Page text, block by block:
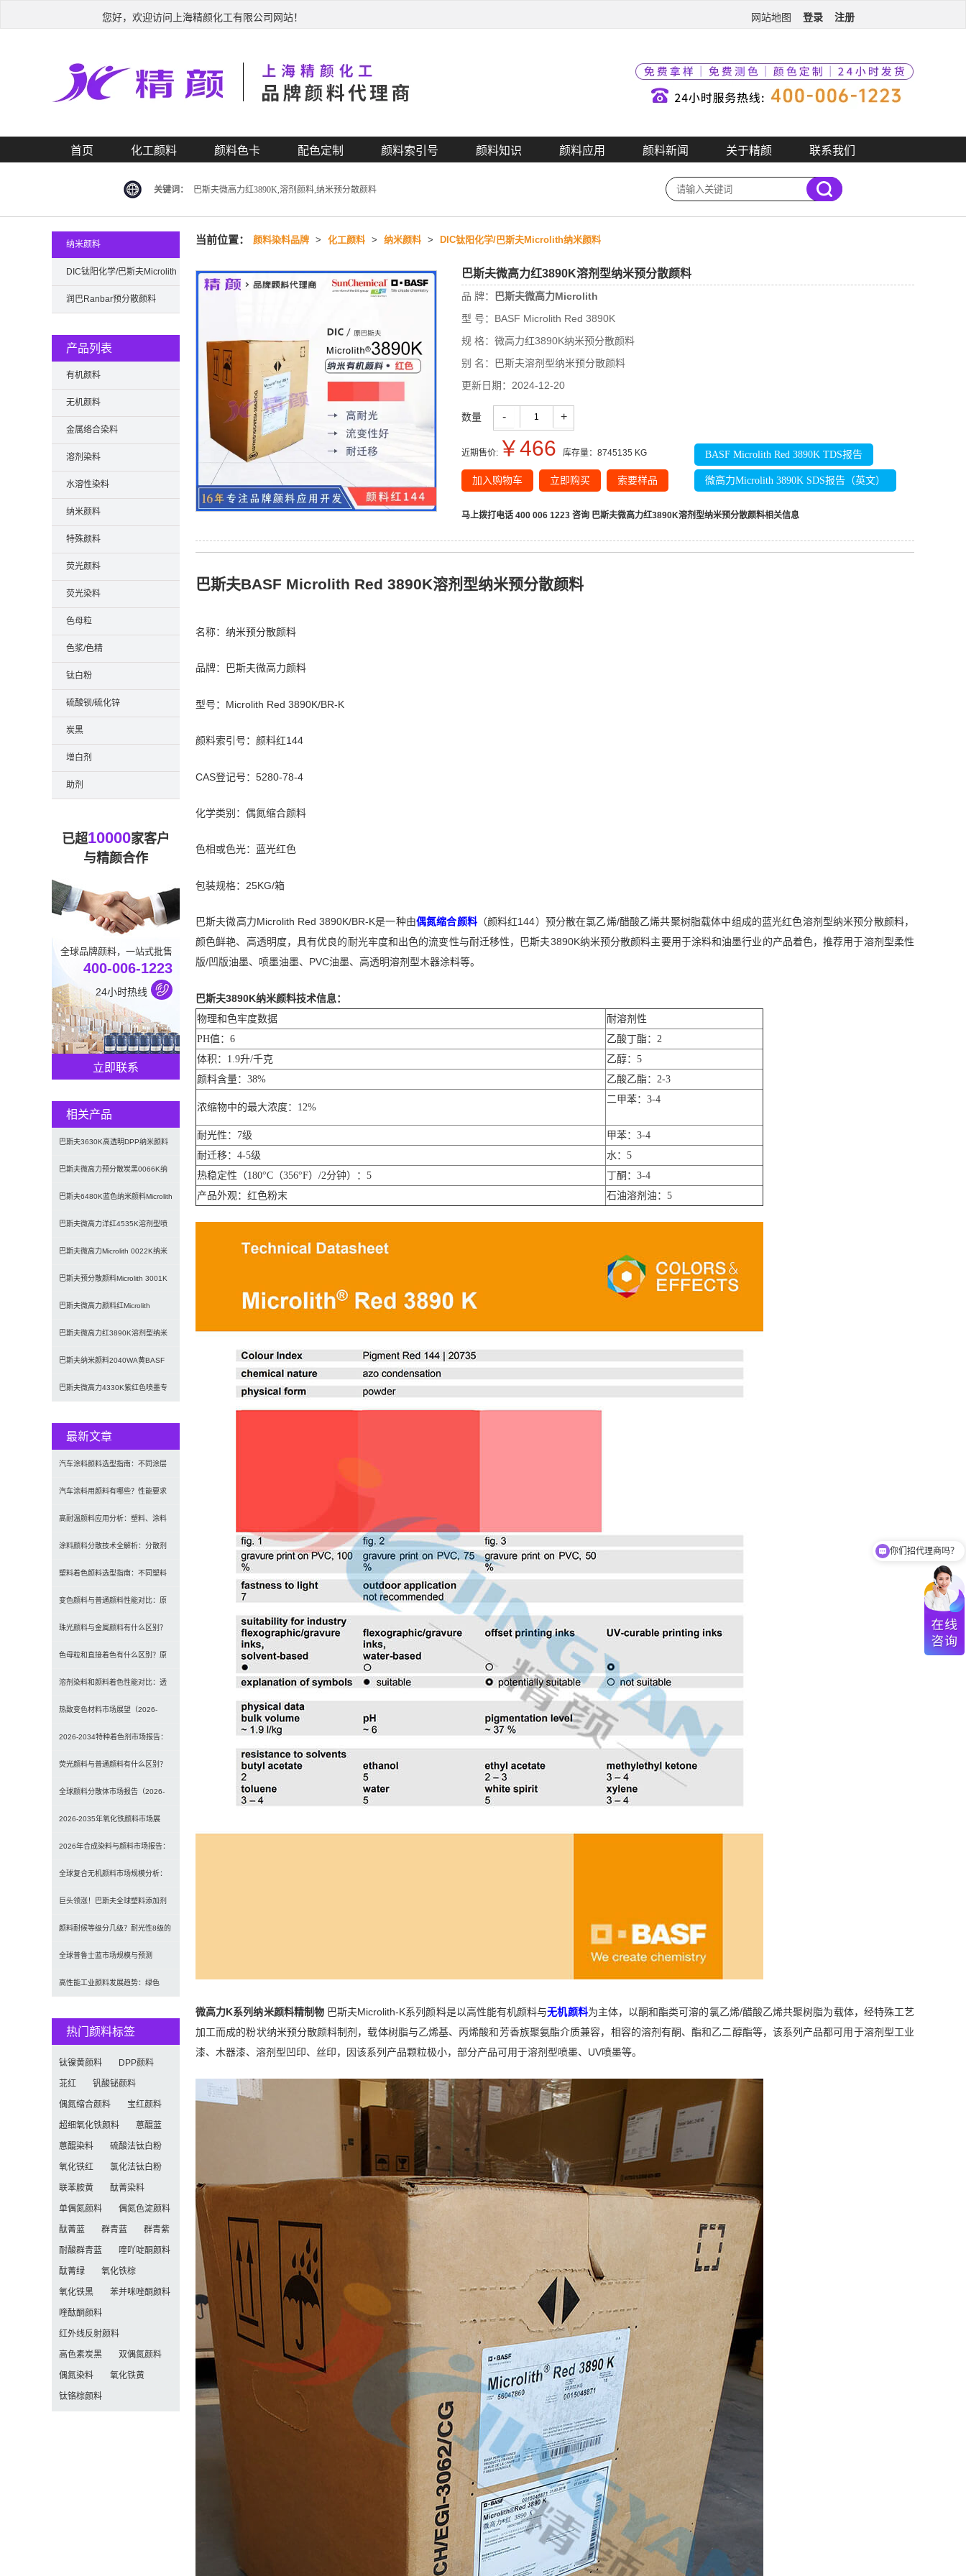
您好，欢迎访问上海精颜化工有限公司网站！ 网站地图 登录 注册
首页 化工颜料 颜料色卡 配色定制 颜料索引号 颜料知识 颜料应用 颜料新闻 关于精颜 联系我们
关键词： 巴斯夫微高力红3890K,溶剂颜料,纳米预分散颜料
当前位置： 颜料染料品牌 > 化工颜料 > 纳米颜料 > DIC钛阳化学/巴斯夫Microlith纳米颜料
巴斯夫微高力红3890K溶剂型纳米预分散颜料
品 牌：
巴斯夫微高力Microlith
型 号： BASF Microlith Red 3890K
规 格： 微高力红3890K纳米预分散颜料
别 名：
巴斯夫溶剂型纳米预分散颜料
更新日期： 2024-12-20
数量 - +
近期售价: ￥466 库存量： 8745135 KG
加入购物车 立即购买 索要样品
BASF Microlith Red 3890K TDS报告
微高力Microlith 3890K SDS报告（英文）
马上拨打电话 400 006 1223 咨询 巴斯夫微高力红3890K溶剂型纳米预分散颜料相关信息
巴斯夫BASF Microlith Red 3890K溶剂型纳米预分散颜料
名称：纳米预分散颜料
品牌：巴斯夫微高力颜料
型号：Microlith Red 3890K/BR-K
颜料索引号：颜料红144
CAS登记号：5280-78-4
化学类别：偶氮缩合颜料
色相或色光：蓝光红色
包装规格：25KG/箱
巴斯夫微高力Microlith Red 3890K/BR-K是一种由偶氮缩合颜料（颜料红144）预分散在氯乙烯/醋酸乙烯共聚树脂载体中组成的蓝光红色溶剂型纳米预分散颜料，
颜色鲜艳、高透明度，具有优良的耐光牢度和出色的流变性与耐迁移性，巴斯夫3890K纳米预分散颜料主要用于涂料和油墨行业的产品着色，推荐用于溶剂型柔性
版/凹版油墨、喷墨油墨、PVC油墨、高透明溶剂型木器涂料等。
巴斯夫3890K纳米颜料技术信息：
物理和色牢度数据
耐溶剂性
PH值：6
乙酸丁酯：2
体积：1.9升/千克
乙醇：5
颜料含量：38%
乙酸乙酯：2-3
浓缩物中的最大浓度：12%
二甲苯：3-4
耐光性：7级
甲苯：3-4
耐迁移：4-5级
水：5
热稳定性（180°C（356°F）/2分钟）：5
丁酮：3-4
产品外观：红色粉末
石油溶剂油：5
微高力K系列纳米颜料精制物巴斯夫Microlith-K系列颜料是以高性能有机颜料与无机颜料为主体，以酮和酯类可溶的氯乙烯/醋酸乙烯共聚树脂为载体，经特殊工艺
加工而成的粉状纳米预分散颜料制剂，载体树脂与乙烯基、丙烯酸和芳香族聚氨酯介质兼容，相容的溶剂有酮、酯和乙二醇酯等，该系列产品都可用于溶剂型工业
漆、木器漆、溶剂型凹印、丝印，因该系列产品颗粒极小，部分产品可用于溶剂型喷墨、UV喷墨等。
纳米颜料
DIC钛阳化学/巴斯夫Microlith
纳米颜料
润巴Ranbar预分散颜料
产品列表
有机颜料
无机颜料
金属络合染料
溶剂染料
水溶性染料
纳米颜料
特殊颜料
荧光颜料
荧光染料
色母粒
色浆/色精
钛白粉
硫酸钡/硫化锌
炭黑
增白剂
助剂
已超10000家客户
与精颜合作
全球品牌颜料，一站式批售
400-006-1223
24小时热线
立即联系
相关产品
巴斯夫3630K高透明DPP纳米颜料
红Microlith R
巴斯夫微高力预分散炭黑0066K纳
米级透明黑色颜料
巴斯夫6480K蓝色纳米颜料Microlith
Blue 6
巴斯夫微高力洋红4535K溶剂型喷
墨用纳米预分散颜料
巴斯夫微高力Microlith 0022K纳米
预分散二氧化钛
巴斯夫预分散颜料Microlith 3001K
棕高透明预分散
巴斯夫微高力颜料红Microlith
4410K高透明纳米预
巴斯夫微高力红3890K溶剂型纳米
预分散颜料
巴斯夫纳米颜料2040WA黄BASF
Microlith 2
巴斯夫微高力4330K紫红色喷墨专
最新文章
汽车涂料颜料选型指南：不同涂层
应用要求、OEM与修补漆用颜料
汽车涂料用颜料有哪些？性能要求
及常用颜料类型介绍
高耐温颜料应用分析：塑料、涂料
及工程材料的选型原则与行业实践
涂料颜料分散技术全解析：分散剂
选型、研磨工艺及常见问题解决
塑料着色颜料选型指南：不同塑料
材料如何选择合适颜料？
变色颜料与普通颜料性能对比：原
理、特点及应用差异解析
珠光颜料与金属颜料有什么区别？
原理、效果与应用对比
色母粒和直接着色有什么区别？原
理、性能与应用全面对比
溶剂染料和颜料着色性能对比：透
明性、耐候性与应用选择全解析
热致变色材料市场展望（2026-
2034）：2034年将达3
2026-2034特种着色剂市场报告：
规模、份额、趋势及预测
荧光颜料与普通颜料有什么区别？
发光原理、性能对比及应用解析
全球颜料分散体市场报告（2026-
2033）：无机颜料主导，
2026-2035年氧化铁颜料市场展
望：全球规模将达41亿美
2026年合成染料与颜料市场报告：
规模、趋势及2030年增长
全球复合无机颜料市场规模分析：
2035年达5.39亿美元，建
巨头领涨！巴斯夫全球塑料添加剂
涨价20% 原材料成本推高行业
颜料耐候等级分几级？耐光性8级的
定义及耐候性测试标准解析
全球普鲁士蓝市场规模与预测
（2026-2034）：按类型、形
高性能工业颜料发展趋势：绿色
热门颜料标签
钛镍黄颜料 DPP颜料
苝红 钒酸铋颜料
偶氮缩合颜料 宝红颜料
超细氧化铁颜料 蒽醌蓝
蒽醌染料 硫酸法钛白粉
氧化铁红 氯化法钛白粉
联苯胺黄 酞菁染料
单偶氮颜料 偶氮色淀颜料
酞菁蓝 群青蓝 群青紫
耐酸群青蓝 喹吖啶酮颜料
酞菁绿 氧化铁棕
氧化铁黑 苯并咪唑酮颜料
喹酞酮颜料
红外线反射颜料
高色素炭黑 双偶氮颜料
偶氮染料 氧化铁黄
钛铬棕颜料
你们有免费样品提供吗？